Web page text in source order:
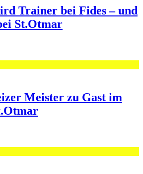
Trainer bei Fides – und
St.Otmar
Meister zu Gast im